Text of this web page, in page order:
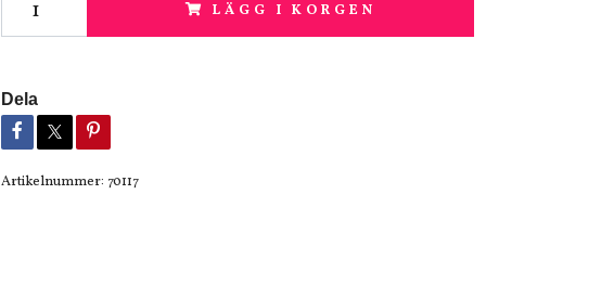
LÄGG I KORGEN
Dela
Artikelnummer: 70117